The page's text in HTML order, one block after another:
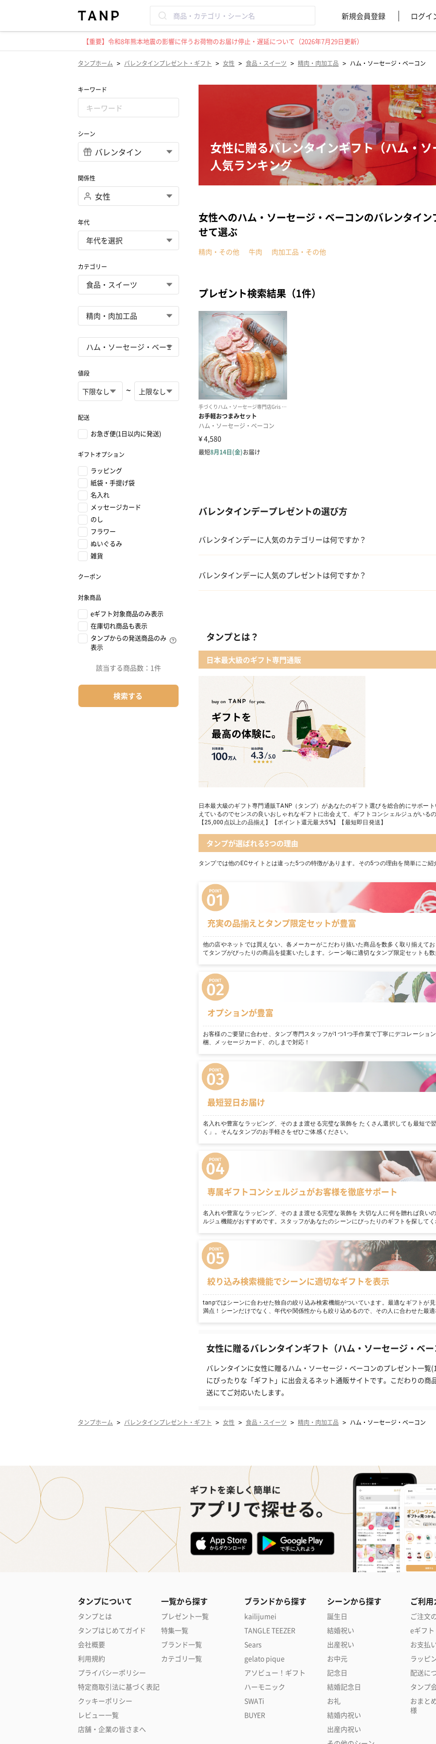
新規会員登録 ログイ
【重要】令和8年熊本地震の影響に伴うお荷物のお届け停止・遅延について（2026年7月29日更新）
タンプホーム > バレンタインプレゼント・ギフト > 女性 > 食品・スイーツ > 精肉・肉加工品 > ハム・ソーセージ・ベーコン
キーワード
シーン
関係性
年代
カテゴリー
値段
~
配送
お急ぎ便(1日以内に発送)
ギフトオプション
ラッピング
紙袋・手提げ袋
名入れ
メッセージカード
のし
フラワー
ぬいぐるみ
雑貨
クーポン
対象商品
eギフト対象商品のみ表示
在庫切れ商品も表示
タンプからの発送商品のみ
表示
該当する商品数： 1件
検索する
女性に贈るバレンタインギフト（ハム・
人気ランキング
女性へのハム・ソーセージ・ベーコンのバレンタイ
せて選ぶ
精肉・その他 牛肉 肉加工品・その他
プレゼント検索結果（1件）
バレンタインデープレゼントの選び方
バレンタインデーに人気のカテゴリーは何ですか？
02 メイクアップ
05 入浴剤・バスケア
バレンタインデーに人気のプレゼントは何ですか？
03 ショコラフレナチュール
04 ＜クランチチョコレート＞ダーク＆ミルク＆キャラメル＆ホワイト 60g
05 葉山のショコラ・カロ＜4個入＞
タンプとは？
日本最大級のギフト専門通販
日本最大級のギフト専門通販TANP（タンプ）があなたのギフト選びを総合的にサポー
えているのでセンスの良いおしゃれなギフトに出会えて、ギフトコンシェルジュがいる
【25,000点以上の品揃え】【ポイント還元最大5%】【最短即日発送】
タンプが選ばれる5つの理由
タンプでは他のECサイトとは違った5つの特徴があります。その5つの理由を簡単にご紹
充実の品揃えとタンプ限定セットが豊富
他の店やネットでは買えない、各メーカーがこだわり抜いた商品を数多く取り揃えて
てタンプがぴったりの商品を提案いたします。シーン毎に適切なタンプ限定セットも
オプションが豊富
お客様のご要望に合わせ、タンプ専門スタッフが1つ1つ手作業で丁寧にデコレーショ
梱、メッセージカード、のしまで対応！
最短翌日お届け
名入れや豊富なラッピング、そのまま渡せる完璧な装飾を たくさん選択しても最短で
く」。そんなタンプのお手軽さをぜひご体感ください。
専属ギフトコンシェルジュがお客様を徹底サポート
名入れや豊富なラッピング、そのまま渡せる完璧な装飾を 大切な人に何を贈れば良い
ルジュ機能がおすすめです。スタッフがあなたのシーンにぴったりのギフトを探して
絞り込み検索機能でシーンに適切なギフトを表示
tanpではシーンに合わせた独自の絞り込み検索機能がついています。最適なギフトが
満点！シーンだけでなく、年代や関係性からも絞り込めるので、その人に合わせた最
女性に贈るバレンタインギフト（ハム・ソーセージ・ベ
バレンタインに女性に贈るハム・ソーセージ・ベーコンのプレゼント一
にぴったりな「ギフト」に出会えるネット通販サイトです。こだわりの
送にてご対応いたします。
タンプホーム > バレンタインプレゼント・ギフト > 女性 > 食品・スイーツ > 精肉・肉加工品 > ハム・ソーセージ・ベーコン
タンプについて
タンプとは
タンプはじめてガイド
会社概要
利用規約
プライバシーポリシー
特定商取引法に基づく表記
クッキーポリシー
レビュー一覧
店舗・企業の皆さまへ
一覧から探す
プレゼント一覧
特集一覧
ブランド一覧
カテゴリ一覧
ブランドから探す
kailijumei
TANGLE TEEZER
Sears
gelato pique
アソビュー！ギフト
ハーモニック
SWATi
BUYER
シーンから探す
誕生日
結婚祝い
出産祝い
お中元
記念日
結婚記念日
お礼
結婚内祝い
出産内祝い
ご利
ご注文
eギフト
お支払
ラッピ
配送に
タンプ
おまと
様